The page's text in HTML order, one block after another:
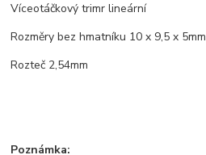
Víceotáčkový trimr lineární
Rozměry bez hmatníku 10 x 9,5 x 5mm
Rozteč 2,54mm
Poznámka: